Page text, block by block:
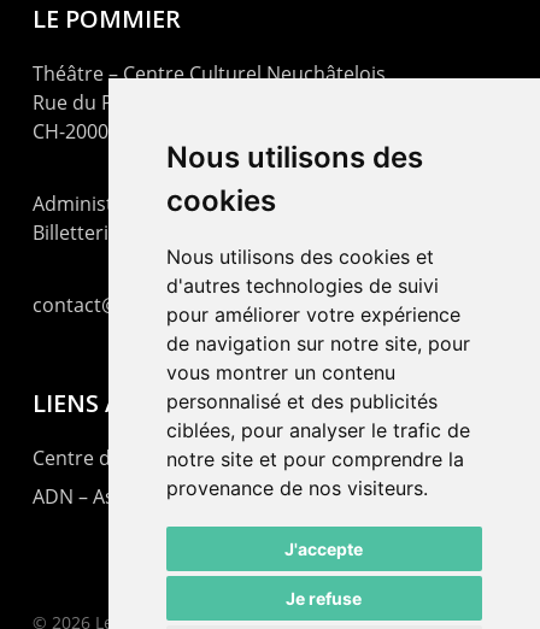
Nous utilisons des
cookies
Nous utilisons des cookies et
d'autres technologies de suivi
pour améliorer votre expérience
de navigation sur notre site, pour
vous montrer un contenu
personnalisé et des publicités
ciblées, pour analyser le trafic de
notre site et pour comprendre la
provenance de nos visiteurs.
J'accepte
Je refuse
LE POMMIER
Théâtre – Centre Culturel Neuchâtelois
Rue du Pommier 9
CH-2000 Neuchâtel
Administration : +41 32 725 03 03
Billetterie : +41 32 725 05 05
contact@lepommier.ch
LIENS AMIS
Centre de culture ABC
ADN – Association Danse Neuchâtel
© 2026 Le Pommier.